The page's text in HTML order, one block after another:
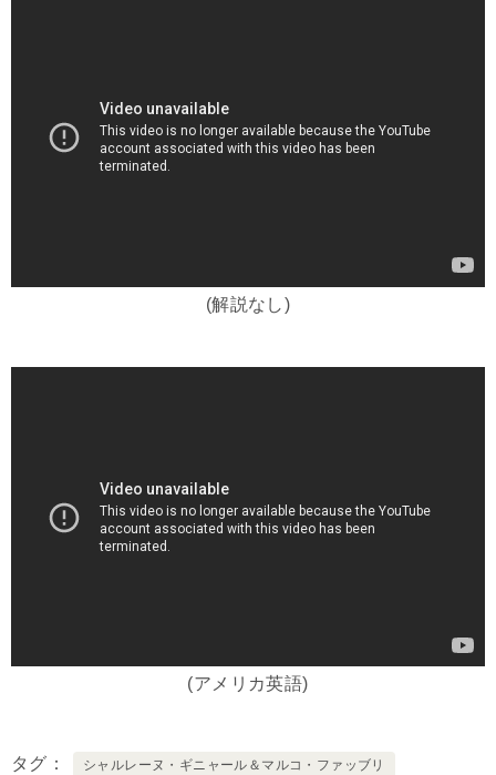
(解説なし)
(アメリカ英語)
タグ シャルレーヌ・ギニャール＆マルコ・ファッブリ